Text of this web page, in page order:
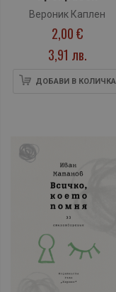
Вероник Каплен
2,00 €
3,91 лв.
ДОБАВИ В КОЛИЧКА